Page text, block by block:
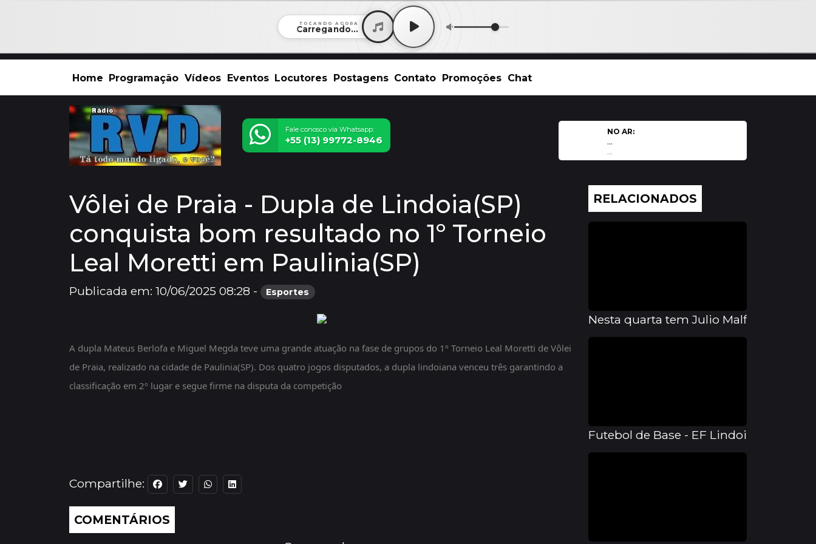
TOCANDO AGORA
Carregando...
Home Programação Vídeos Eventos Locutores Postagens Contato Promoções Chat
Fale conosco via Whatsapp:
+55 (13) 99772-8946
NO AR:
...
Vôlei de Praia - Dupla de Lindoia(SP)
conquista bom resultado no 1º Torneio
Leal Moretti em Paulinia(SP)
Publicada em: 10/06/2025 08:28 - Esportes
A dupla Mateus Berlofa e Miguel Megda teve uma grande atuação na fase de grupos do 1º Torneio Leal Moretti de Vôlei
de Praia, realizado na cidade de Paulinia(SP). Dos quatro jogos disputados, a dupla lindoiana venceu três garantindo a
classificação em 2º lugar e segue firme na disputa da competição
Compartilhe:
COMENTÁRIOS
RELACIONADOS
Nesta quarta tem Julio Malfi, treinador
Futebol de Base - EF Lindoia